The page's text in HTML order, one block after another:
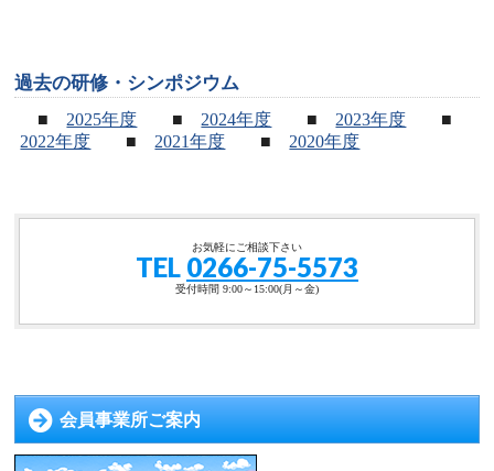
過去の研修・シンポジウム
■ 2025年度 ■ 2024年度 ■ 2023年度 ■
2022年度 ■ 2021年度 ■ 2020年度
お気軽にご相談下さい
TEL 0266-75-5573
受付時間 9:00～15:00(月～金)
会員事業所ご案内